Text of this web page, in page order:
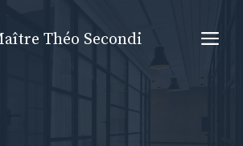
Théo Secondi